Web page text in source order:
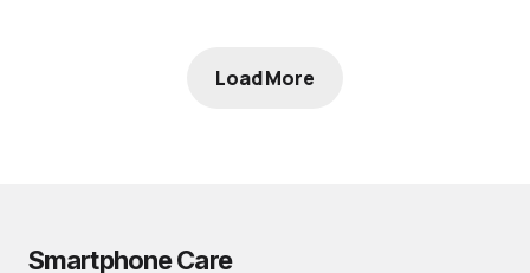
Load More
Smartphone Care